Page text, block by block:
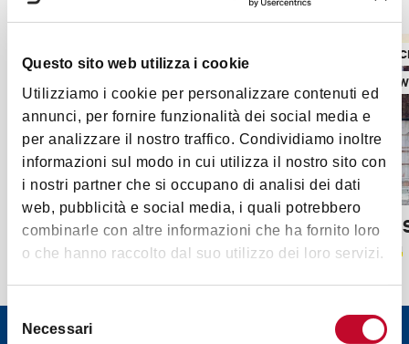
Questo sito web utilizza i cookie
Utilizziamo i cookie per personalizzare contenuti ed
annunci, per fornire funzionalità dei social media e
per analizzare il nostro traffico. Condividiamo inoltre
informazioni sul modo in cui utilizza il nostro sito con
i nostri partner che si occupano di analisi dei dati
web, pubblicità e social media, i quali potrebbero
combinarle con altre informazioni che ha fornito loro
o che hanno raccolto dal suo utilizzo dei loro servizi.
Selezione
delNecessari
KIRCHLICHE BAUTEN
Heiligtum San Luca
AM WICHTIGSTEN
Bologna
Basilika
ZUGÄNGLICH